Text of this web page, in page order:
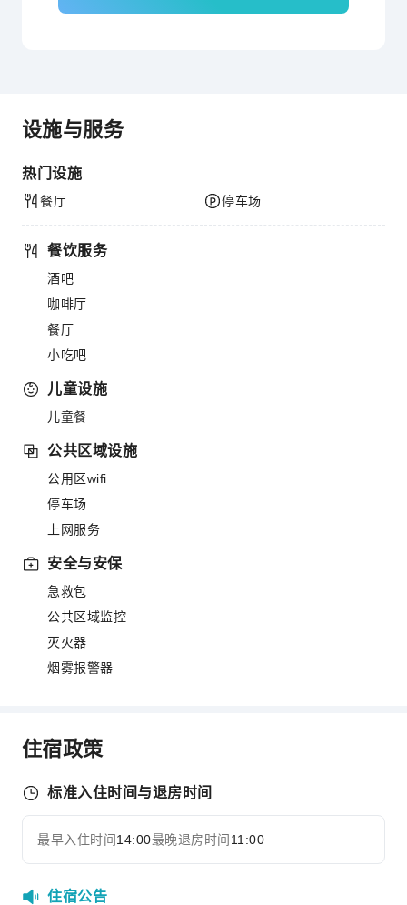
设施与服务
热门设施
餐厅 停车场
餐饮服务
酒吧
咖啡厅
餐厅
小吃吧
儿童设施
儿童餐
公共区域设施
公用区wifi
停车场
上网服务
安全与安保
急救包
公共区域监控
灭火器
烟雾报警器
住宿政策
标准入住时间与退房时间
最早入住时间14:00最晚退房时间 11:00
住宿公告